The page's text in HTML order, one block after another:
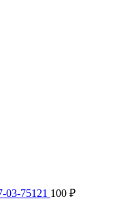
03-75121 100 ₽